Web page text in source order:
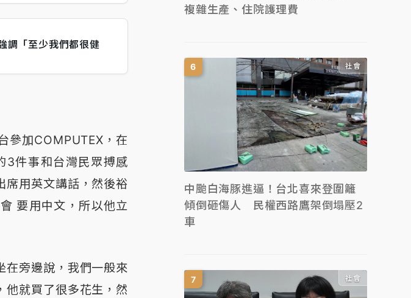
調「至少我們都很健
參加COMPUTEX，在
3件事和台灣民眾搏感
席用英文講話，然後裕
要用中文，所以他立
在旁邊說，我們一般來
他就買了很多花生，然
複雜生產、住院護理費
社會
中颱白海豚進逼！台北喜來登圍籬
傾倒砸傷人 民權西路鷹架倒塌壓2
車
社會